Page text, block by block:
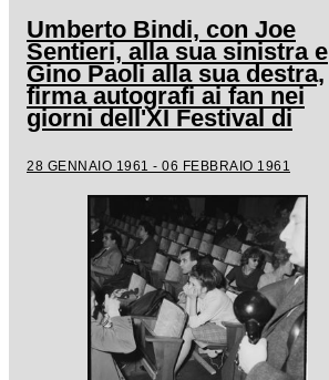
Umberto Bindi, con Joe
Sentieri, alla sua sinistra e
Gino Paoli alla sua destra,
firma autografi ai fan nei
giorni dell'XI Festival di
Sanremo
28 GENNAIO 1961 - 06 FEBBRAIO 1961